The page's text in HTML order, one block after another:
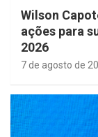
Wilson
ações para
2026
7 de agosto de